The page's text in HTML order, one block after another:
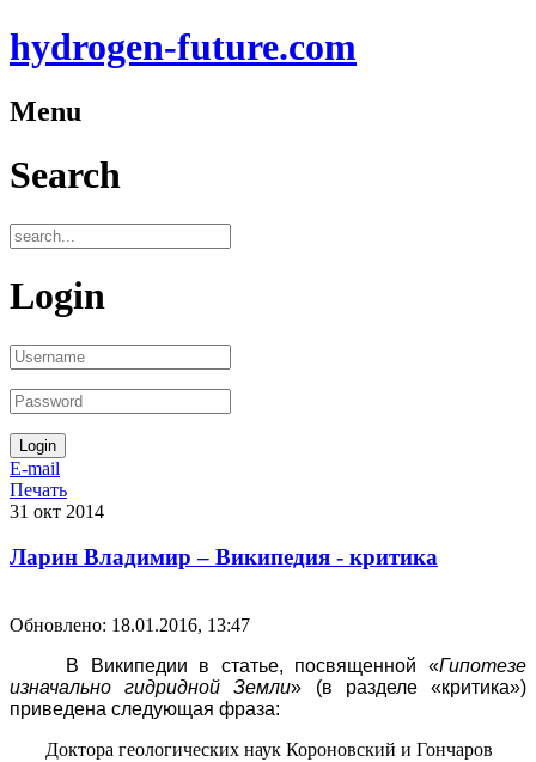
hydrogen-future.com
Menu
Search
Login
E-mail
Печать
31 окт 2014
Ларин Владимир – Википедия - критика
Обновлено: 18.01.2016, 13:47
В Википедии в статье, посвященной «Гипотезе
изначально гидридной
Земли» (в разделе «критика»)
приведена следующая фраза:
Доктора геологических наук Короновский и Гончаров